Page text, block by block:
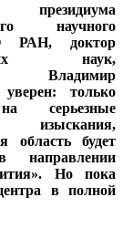
президиума
научного
РАН, доктор
наук,
Владимир
уверен: только
серьезные
область будет
направлении
Но пока
в полной